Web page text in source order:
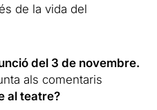
de la vida del
del 3 de novembre.
als comentaris
al teatre?